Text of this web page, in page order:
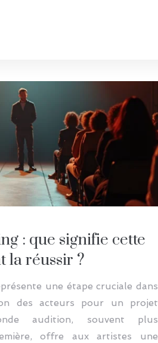
: que signifie cette
la réussir ?
une étape cruciale dans
des acteurs pour un projet
audition, souvent plus
offre aux artistes une